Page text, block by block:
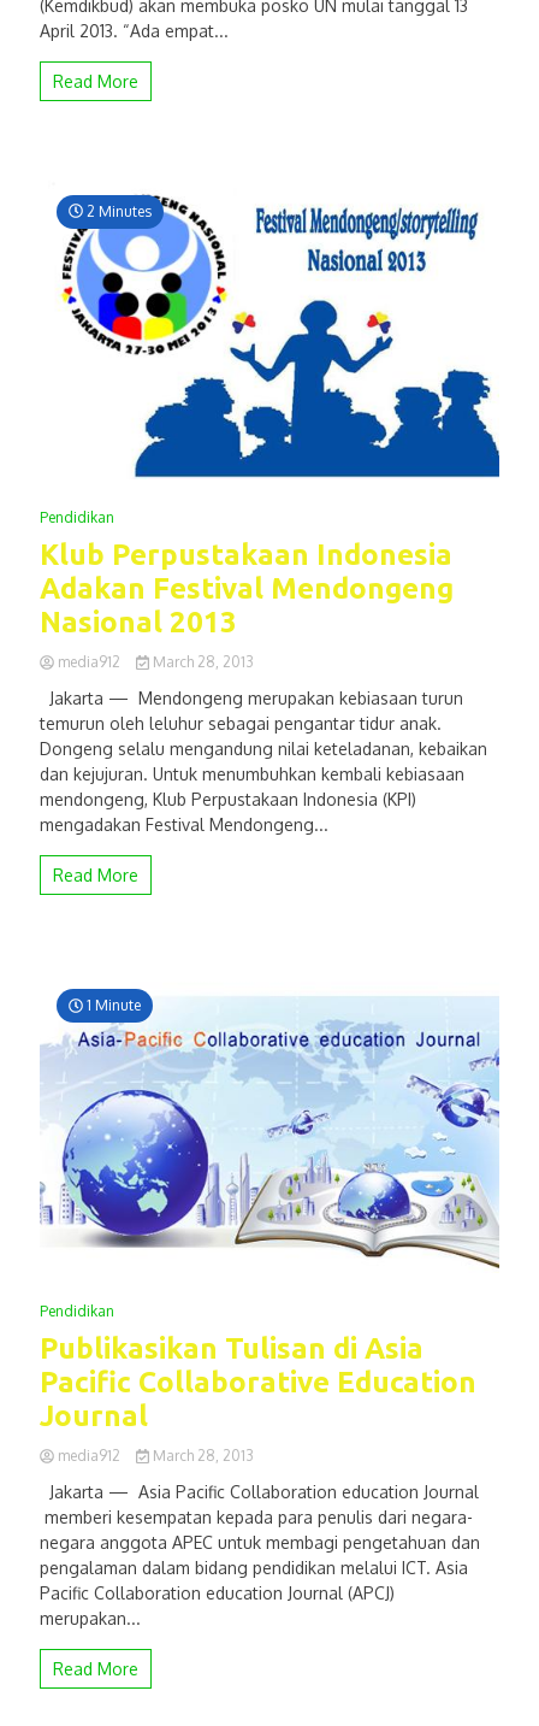
(Kemdikbud) akan membuka posko UN mulai tanggal 13
April 2013. “Ada empat...
Read More
2 Minutes
Pendidikan
Klub Perpustakaan Indonesia
Adakan Festival Mendongeng
Nasional 2013
media912 March 28, 2013
Jakarta — Mendongeng merupakan kebiasaan turun
temurun oleh leluhur sebagai pengantar tidur anak.
Dongeng selalu mengandung nilai keteladanan, kebaikan
dan kejujuran. Untuk menumbuhkan kembali kebiasaan
mendongeng, Klub Perpustakaan Indonesia (KPI)
mengadakan Festival Mendongeng...
Read More
1 Minute
Pendidikan
Publikasikan Tulisan di Asia
Pacific Collaborative Education
Journal
media912 March 28, 2013
Jakarta — Asia Pacific Collaboration education Journal
memberi kesempatan kepada para penulis dari negara-
negara anggota APEC untuk membagi pengetahuan dan
pengalaman dalam bidang pendidikan melalui ICT. Asia
Pacific Collaboration education Journal (APCJ)
merupakan...
Read More